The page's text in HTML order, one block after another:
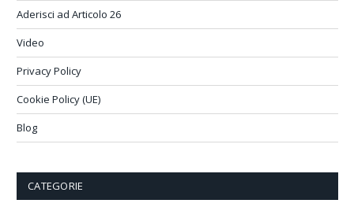
Aderisci ad Articolo 26
Video
Privacy Policy
Cookie Policy (UE)
Blog
CATEGORIE